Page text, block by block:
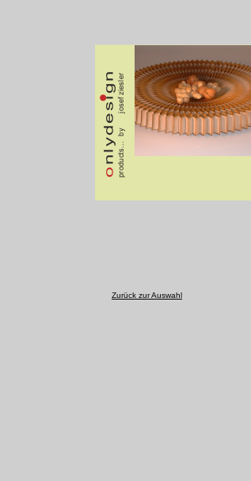
Zurück zur Auswahl